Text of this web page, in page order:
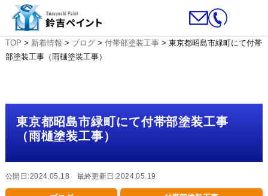
TOP > 新着情報 > ブログ> 付帯部塗装工事> 東京都昭島市緑町にて付帯
部塗装工事（雨樋塗装工事）
東京都昭島市緑町にて付帯部塗装工事
（雨樋塗装工事）
公開日:2024.05.18 最終更新日:2024.05.19